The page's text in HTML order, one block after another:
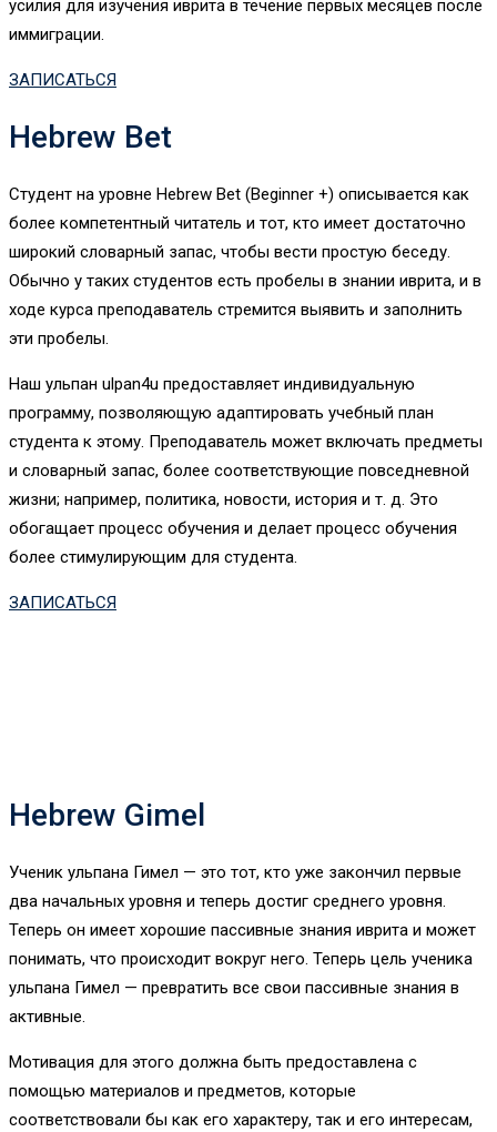
усилия для изучения иврита в течение первых месяцев после
иммиграции.
ЗАПИСАТЬСЯ
Hebrew Bet
Студент на уровне Hebrew Bet (Beginner +) описывается как
более компетентный читатель и тот, кто имеет достаточно
широкий словарный запас, чтобы вести простую беседу.
Обычно у таких студентов есть пробелы в знании иврита, и в
ходе курса преподаватель стремится выявить и заполнить
эти пробелы.
Наш ульпан ulpan4u предоставляет индивидуальную
программу, позволяющую адаптировать учебный план
студента к этому. Преподаватель может включать предметы
и словарный запас, более соответствующие повседневной
жизни; например, политика, новости, история и т. д. Это
обогащает процесс обучения и делает процесс обучения
более стимулирующим для студента.
ЗАПИСАТЬСЯ
Hebrew Gimel
Ученик ульпана Гимел — это тот, кто уже закончил первые
два начальных уровня и теперь достиг среднего уровня.
Теперь он имеет хорошие пассивные знания иврита и может
понимать, что происходит вокруг него. Теперь цель ученика
ульпана Гимел — превратить все свои пассивные знания в
активные.
Мотивация для этого должна быть предоставлена ​​с
помощью материалов и предметов, которые
соответствовали бы как его характеру, так и его интересам,